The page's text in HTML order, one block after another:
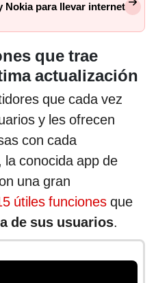
Nokia para llevar internet
que trae
actualización
que cada vez
y les ofrecen
con cada
conocida app de
una gran
útiles funciones que
de sus usuarios.